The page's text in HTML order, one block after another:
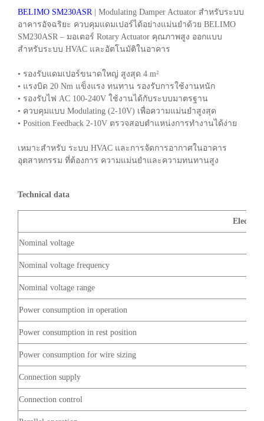
BELIMO SM230ASR | Modulating Damper Actuator สำหรับระบบ
อาคารอัจฉริยะ ควบคุมแดมเปอร์ได้อย่างแม่นยำด้วย BELIMO
SM230ASR – มอเตอร์ Rotary Actuator คุณภาพสูง ออกแบบ
สำหรับระบบ HVAC และอัตโนมัติในอาคาร
• รองรับแดมเปอร์ขนาดใหญ่ สูงสุด 4 m²
• แรงบิด 20 Nm แข็งแรง ทนทาน รองรับการใช้งานหนัก
• รองรับไฟ AC 100-240V ใช้งานได้กับระบบมาตรฐาน
• ควบคุมแบบ Modulating (2-10V) เพื่อความแม่นยำสูงสุด
• Position Feedback 2-10V ตรวจสอบตำแหน่งการทำงานได้ง่าย
เหมาะสำหรับ ระบบ HVAC และการจัดการอากาศในอาคาร
อุตสาหกรรม ที่ต้องการ ความแม่นยำและความทนทานสูง
Technical data
Nominal voltage
Nominal voltage frequency
Nominal voltage range
Power consumption in operation
Power consumption in rest position
Power consumption for wire sizing
Connection supply
Connection control